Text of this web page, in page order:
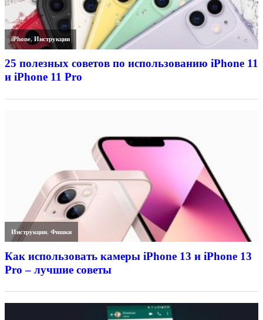
iPhone,Инструкции
25 полезных советов по использованию iPhone 11
и iPhone 11 Pro
Инструкции,Фишки
Как использовать камеры iPhone 13 и iPhone 13
Pro – лучшие советы